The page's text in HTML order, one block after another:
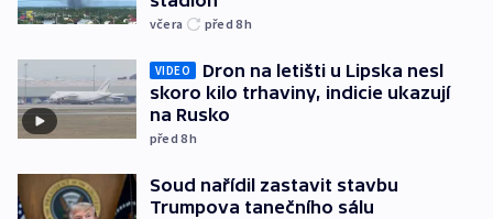
včera před 8h
VIDEO
Dron na letišti u Lipska nesl
skoro kilo trhaviny, indicie ukazují
na Rusko
před 8h
Soud nařídil zastavit stavbu
Trumpova tanečního sálu